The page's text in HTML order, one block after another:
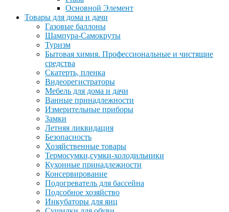
Основной Элемент
Товары для дома и дачи
Газовые баллоны
Шампура-Самокруты
Туризм
Бытовая химия. Профессиональные и чистящие
средства
Скатерть, пленка
Видеорегистраторы
Мебель для дома и дачи
Ванные принадлежности
Измерительные приборы
Замки
Летняя ликвидация
Безопасность
Хозяйственные товары
Термосумки,сумки-холодильники
Кухонные принадлежности
Консервирование
Подогреватель для бассейна
Подсобное хозяйство
Инкубаторы для яиц